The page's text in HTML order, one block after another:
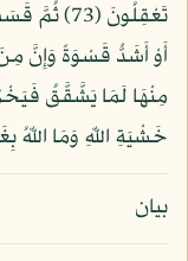
تَعْقِلُونَ
أَوْ أَشَدُّ قَسْوَةً وَإِنَّ مِنَ
مِنْهَا لَمَا يَشَّقَّقُ
خَشْيَةِ اللّهِ وَمَا اللّهُ
بيان